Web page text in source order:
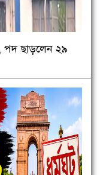
পদ ছাড়লেন ২৯